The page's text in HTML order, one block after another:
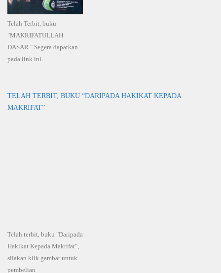
Telah Terbit, buku
"MAKRIFATULLAH
DASAR." Segera dapatkan
pada link ini.
TELAH TERBIT, BUKU “DARIPADA HAKIKAT KEPADA
MAKRIFAT”
Telah terbit, buku "Daripada
Hakikat Kepada Makrifat",
silakan klik gambar untuk
pembelian